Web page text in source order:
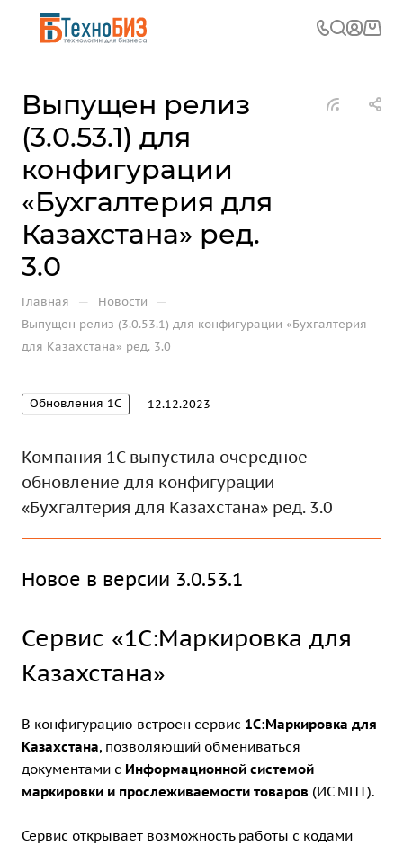
Выпущен релиз
(3.0.53.1) для
конфигурации
«Бухгалтерия для
Казахстана» ред.
3.0
Главная — Новости —
Выпущен релиз (3.0.53.1) для конфигурации «Бухгалтерия
для Казахстана» ред. 3.0
Обновления 1С 12.12.2023
Компания 1С выпустила очередное
обновление для конфигурации
«Бухгалтерия для Казахстана» ред. 3.0
Новое в версии 3.0.53.1
Сервис «1С:Маркировка для
Казахстана»
В конфигурацию встроен сервис 1С:Маркировка для
Казахстана, позволяющий обмениваться
документами с Информационной системой
маркировки и прослеживаемости товаров (ИС МПТ).
Сервис открывает возможность работы с кодами